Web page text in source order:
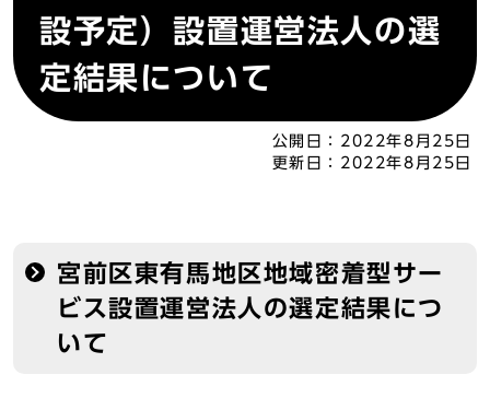
設予定）設置運営法人の選
定結果について
公開日： 2022年8月25日
更新日： 2022年8月25日
宮前区東有馬地区地域密着型サー
ビス設置運営法人の選定結果につ
いて